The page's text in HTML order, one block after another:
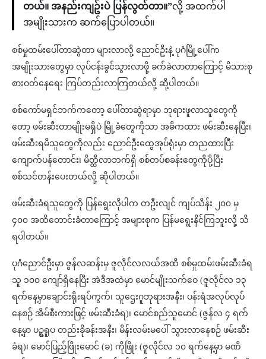
တယ်။ အနည်းကျဥ်းပဲ ပြန်လွတ်တာ။”လို့ အထက်ပါ
အမျိုးသားက ဆက်ပြော​ပါတယ်။
စစ်မှုထမ်းပေါ်တာဆွဲတာ များလာလို့ ညောင်ဦးနဲ့ ပုဂံမြို့ပေါ်က
အမျိုးသားတွေမှာ လုပ်ငန်းခွင်သွားလာဖို့ ခက်ခဲလာတာကြောင့် မိသားစု
စားဝတ်နေရေး ကြပ်တည်းလာကြတယ်လို့ ဆို့ပါတယ်။
စစ်ကော်မရှင်ဘက်ကတော့ ပေါ်တာဆွဲရာမှာ ဘုရားဖူလာသူတွေကို
တော့ ဖမ်းဆီးတာမျိုးမရှိပဲ မြို့ခံတွေကိုသာ အဓိကထား ဖမ်းဆီးနေပြီး၊
ဖမ်းဆီးရမိသူတွေကိုလည်း ညောင်ဦးထွေအုပ်ရုံးမှာ တညထားပြီး
ကျောက်ပန်တောင်း၊ မိတ္ထီလာဘက်ရှိ စစ်တပ်စခန်းတွေကိုပို့ပြီး
စစ်သင်တန်းပေးတယ်လို့ ဆို​ပါတယ်။
ဖမ်းဆီးခံရသူတွေကို ပြန်ရွေးလိုပါက တဦးလျင် ကျပ်သိန်း ၂၀၀ မှ
၄၀၀ အထိတောင်းခံတာကြောင့် အများစုက ပြန်မရွေးနိင်ကြဘူးလို့ သိ
ရပါတယ်။
ပုဂံညောင်ဦးမှာ ဇွန်လဆန်းမှ ဇူလိုင်လလယ်အထိ စစ်မှုထမ်းဖမ်းဆီးခံရ
သူ ၁၀၀ ကျော်ရှိနေပြီး အဲဒီအထဲမှာ မောင်မျိုးသက်ဝေ (ဇူလိုင်လ ၁၃
ရက်နေ့မှာချောင်းရိုးရပ်ကွက်၊ သူဌေးဂူဘုရားအနီး၊ ပန်းရံအလုပ်လုပ်
နေစဉ် အိမ်စီးကားဖြင့် ဖမ်းဆီးခံရ)၊ မောင်စည်သူမောင် (ဇွန်လ ၄ ရက်
နေ့မှာ ပဥ္စရူပ တည်းခိုခန်းအနီး၊ မိန်းလမ်းမပေါ် သွားလာနေစဉ် ဖမ်းဆီး
ခံရ)၊ မောင်​ပြည့်ဖြိုးမောင် (ခ) ကိုဖြိုး (ဇူလိုင်လ ၁၀ ရက်နေ့မှာ မဏိ